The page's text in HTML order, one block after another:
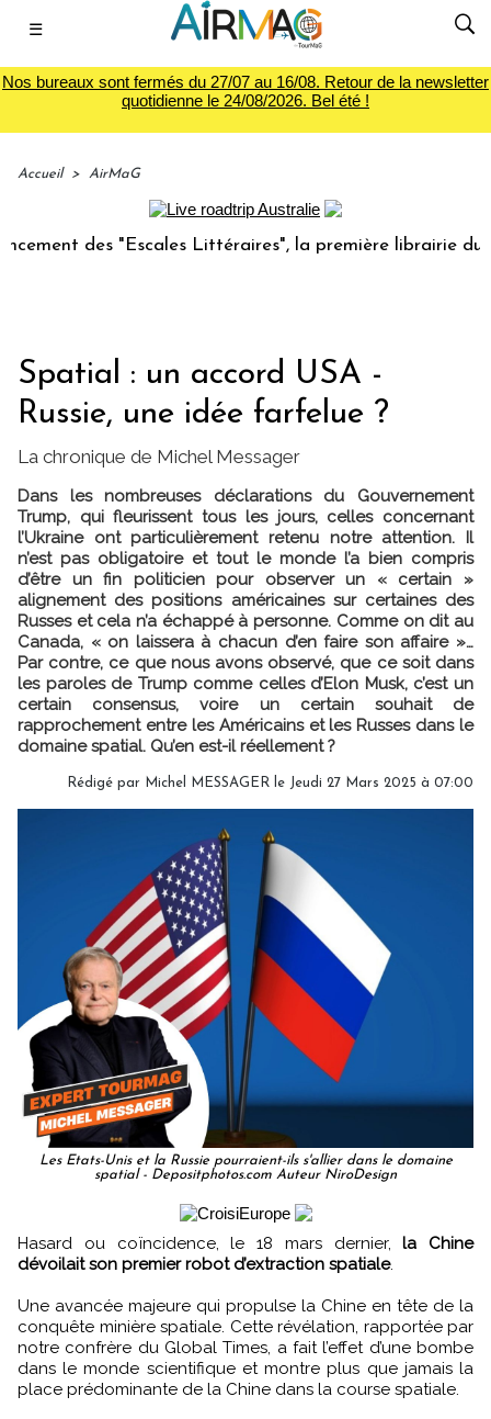
☰
Nos bureaux sont fermés du 27/07 au 16/08. Retour de la newsletter
quotidienne le 24/08/2026. Bel été !
Accueil > AirMaG
des "Escales Littéraires", la première librairie du voyage
Spatial : un accord USA -
Russie, une idée farfelue ?
La chronique de Michel Messager
Dans les nombreuses déclarations du Gouvernement
Trump, qui fleurissent tous les jours, celles concernant
l’Ukraine ont particulièrement retenu notre attention. Il
n’est pas obligatoire et tout le monde l’a bien compris
d’être un fin politicien pour observer un « certain »
alignement des positions américaines sur certaines des
Russes et cela n’a échappé à personne. Comme on dit au
Canada, « on laissera à chacun d’en faire son affaire »…
Par contre, ce que nous avons observé, que ce soit dans
les paroles de Trump comme celles d’Elon Musk, c’est un
certain consensus, voire un certain souhait de
rapprochement entre les Américains et les Russes dans le
domaine spatial. Qu’en est-il réellement ?
Rédigé par Michel MESSAGER le Jeudi 27 Mars 2025 à 07:00
Les Etats-Unis et la Russie pourraient-ils s'allier dans le domaine
spatial - Depositphotos.com Auteur NiroDesign
Hasard ou coïncidence, le 18 mars dernier,la Chine
dévoilait son premier robot d’extraction spatiale.
Une avancée majeure qui propulse la Chine en tête de la
conquête minière spatiale. Cette révélation, rapportée par
notre confrère du Global Times, a fait l’effet d’une bombe
dans le monde scientifique et montre plus que jamais la
place prédominante de la Chine dans la course spatiale.